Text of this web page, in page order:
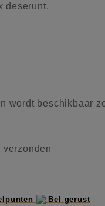
deserunt.
wordt beschikbaar
Bel gerust